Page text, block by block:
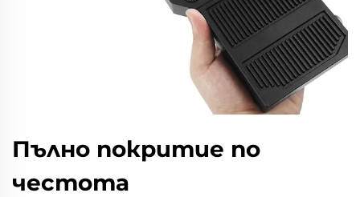
Пълно покритие по
честота